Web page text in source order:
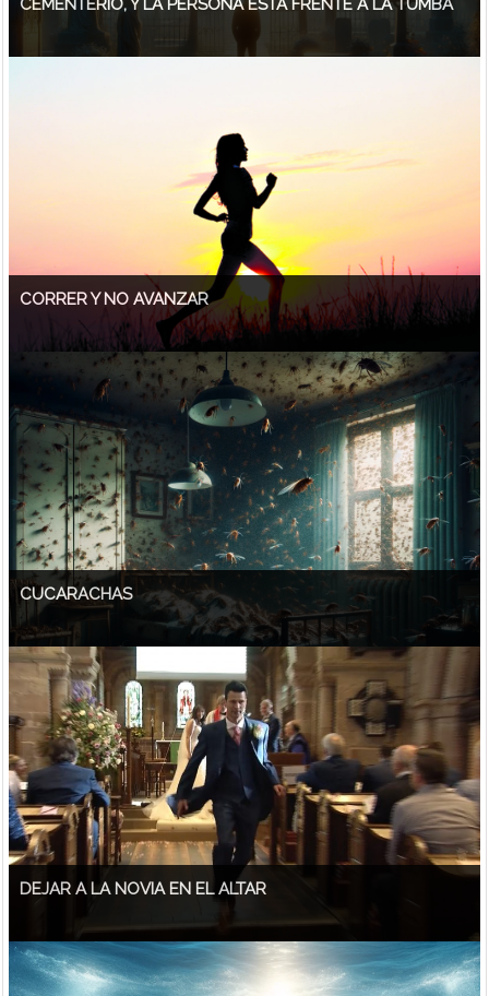
CEMENTERIO, Y LA PERSONA ESTA FRENTE A LA TUMBA
CORRER Y NO AVANZAR
CUCARACHAS
DEJAR A LA NOVIA EN EL ALTAR